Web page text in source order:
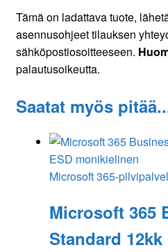
Tämä on ladattava tuote,
asennusohjeet tilauksen
sähköpostiosoitteeseen.
palautusoikeutta.
Saatat myös
Microsoft 365-
Microsoft 365
Standard 12kk